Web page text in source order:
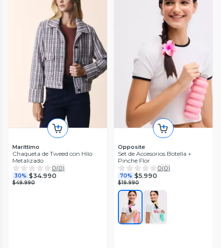
Marittimo
Chaqueta de Tweed con Hilo
Metalizado
0(0)
30% $34.990
$49.990
Opposite
Set de Accesorios Botella +
Pinche Flor
0(0)
70% $5.990
$19.990